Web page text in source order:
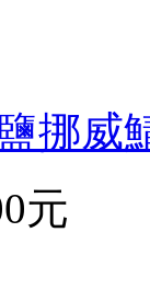
挪威
元